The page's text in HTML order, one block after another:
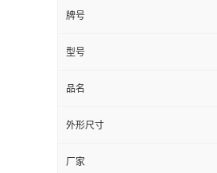
牌号
型号
品名
外形尺寸
厂家